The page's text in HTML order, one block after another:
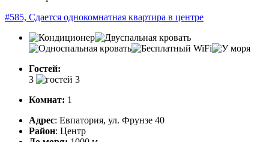
#585, Сдается однокомнатная квартира в центре
Гостей:
3
Комнат: 1
Адрес: Евпатория, ул. Фрунзе 40
Район: Центр